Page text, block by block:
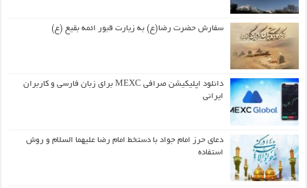
سفارش حضرت رضا(ع) به زیارت قبور ائمه بقیع (ع)
دانلود اپلیکیشن صرافی MEXC برای زبان فارسی و کاربران
ایرانی
دعای حرز امام جواد با دستخط امام رضا علیهما السلام و روش
استفاده